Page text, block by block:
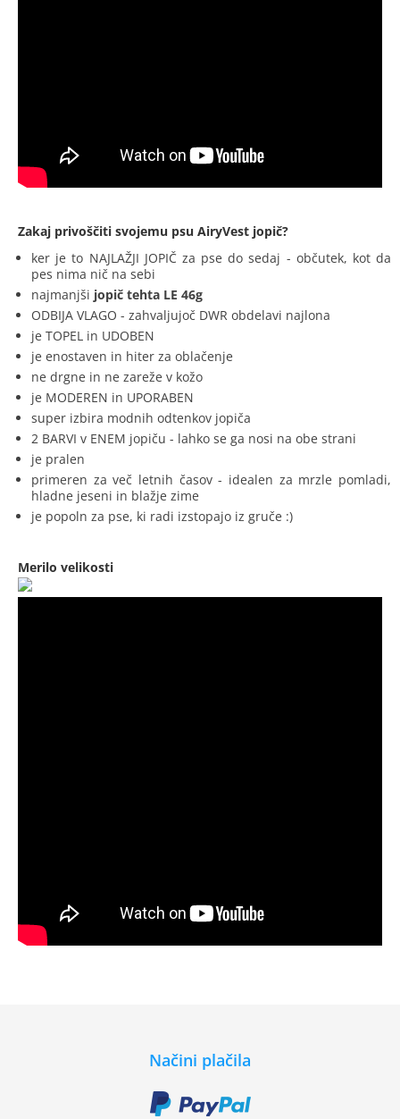
Zakaj privoščiti svojemu psu AiryVest jopič?
ker je to NAJLAŽJI JOPIČ za pse do sedaj - občutek, kot da
pes nima nič na sebi
najmanjši jopič tehta LE 46g
ODBIJA VLAGO - zahvaljujoč DWR obdelavi najlona
je TOPEL in UDOBEN
je enostaven in hiter za oblačenje
ne drgne in ne zareže v kožo
je MODEREN in UPORABEN
super izbira modnih odtenkov jopiča
2 BARVI v ENEM jopiču - lahko se ga nosi na obe strani
je pralen
primeren za več letnih časov - idealen za mrzle pomladi,
hladne jeseni in blažje zime
je popoln za pse, ki radi izstopajo iz gruče :)
Merilo velikosti
Načini plačila